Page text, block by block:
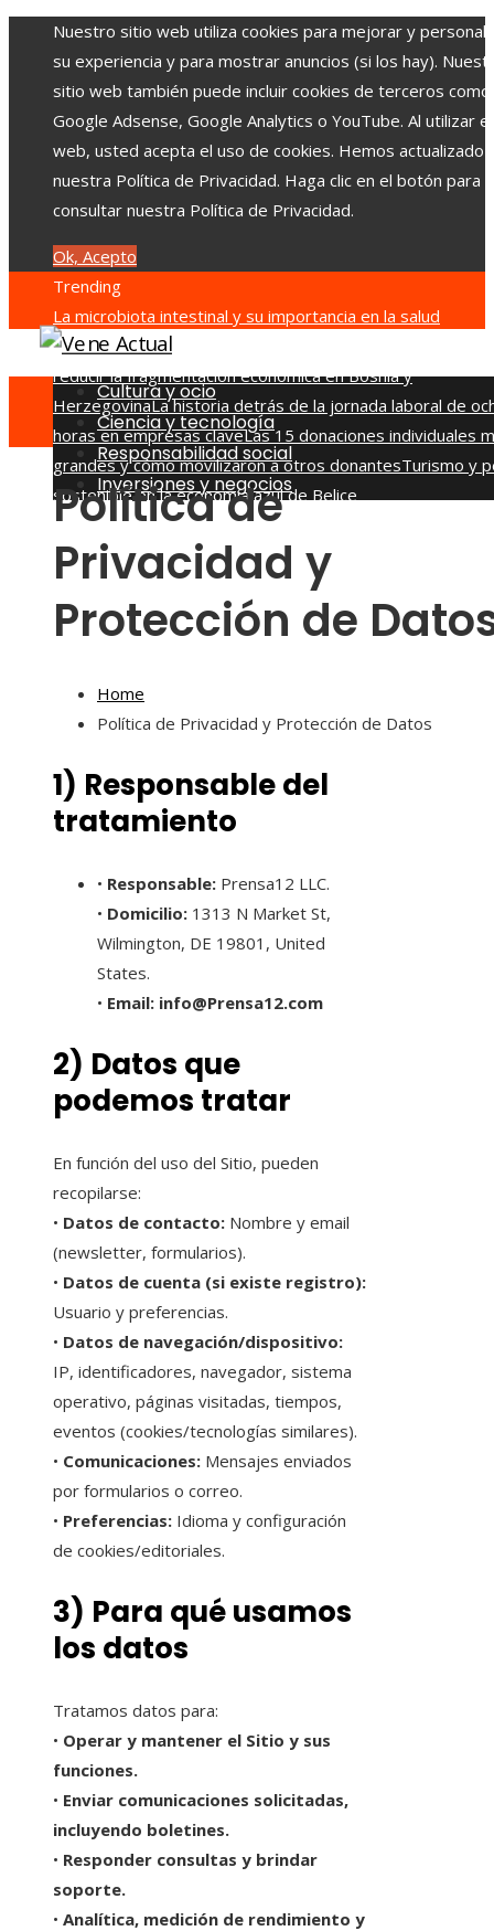
Nuestro sitio web utiliza cookies para mejorar y
su experiencia y para mostrar anuncios (si los hay).
sitio web también puede incluir cookies de terceros como
Google Adsense, Google Analytics o YouTube. Al utilizar
web, usted acepta el uso de cookies. Hemos actualizado
nuestra Política de Privacidad. Haga clic en el botón para
consultar nuestra Política de Privacidad.
Ok, Acepto
Trending
La microbiota intestinal y su importancia en la salud
humana Estrategias para generar confianza en
reducir la fragmentación económica en Bosnia y
HerzegovinaLa historia detrás de la jornada laboral de
horas en empresas claveLas 15 donaciones individuales
grandes y cómo movilizaron a otros donantesTurismo y
sostenible en la economía azul de Belice
sábado, agosto 8
Cultura y ocio
Ciencia y tecnología
Responsabilidad social
Inversiones y negocios
Política de
Privacidad y
Protección de
Home
Política de Privacidad y Protección de Datos
1) Responsable del
tratamiento
• Responsable: Prensa12 LLC.
• Domicilio: 1313 N Market St,
Wilmington, DE 19801, United
States.
• Email: info@Prensa12.com
2) Datos que
podemos tratar
En función del uso del Sitio, pueden
recopilarse:
• Datos de contacto: Nombre y email
(newsletter, formularios).
• Datos de cuenta (si existe registro):
Usuario y preferencias.
• Datos de navegación/dispositivo:
IP, identificadores, navegador, sistema
operativo, páginas visitadas, tiempos,
eventos (cookies/tecnologías similares).
• Comunicaciones: Mensajes enviados
por formularios o correo.
• Preferencias: Idioma y configuración
de cookies/editoriales.
3) Para qué usamos
los datos
Tratamos datos para:
• Operar y mantener el Sitio y sus
funciones.
• Enviar comunicaciones solicitadas,
incluyendo boletines.
• Responder consultas y brindar
soporte.
• Analítica, medición de rendimiento y